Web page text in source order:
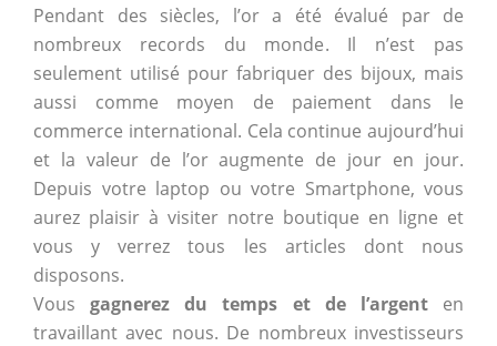
Pendant des siècles, l’or a été évalué par de
nombreux records du monde. Il n’est pas
seulement utilisé pour fabriquer des bijoux, mais
aussi comme moyen de paiement dans le
commerce international. Cela continue aujourd’hui
et la valeur de l’or augmente de jour en jour.
Depuis votre laptop ou votre Smartphone, vous
aurez plaisir à visiter notre boutique en ligne et
vous y verrez tous les articles dont nous
disposons.
Vousgagnerez du temps et de l’argenten
travaillant avec nous. De nombreux investisseurs